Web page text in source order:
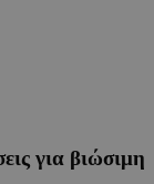
για βιώσιμη